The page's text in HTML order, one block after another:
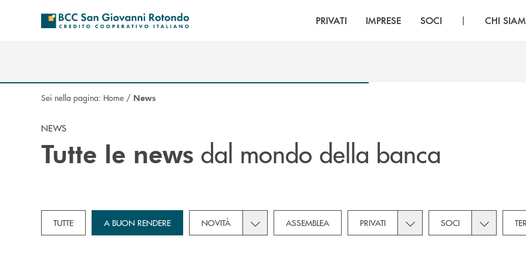
PRIVATI IMPRESE SOCI | CHI
Sei nella pagina: Home / News
NEWS
Tutte le news dal mondo della banca
TUTTE A BUON RENDERE NOVITÀ Toggle subcategories dropdown for Novità
ASSEMBLEA PRIVATI Toggle subcategories
SOCI Toggle